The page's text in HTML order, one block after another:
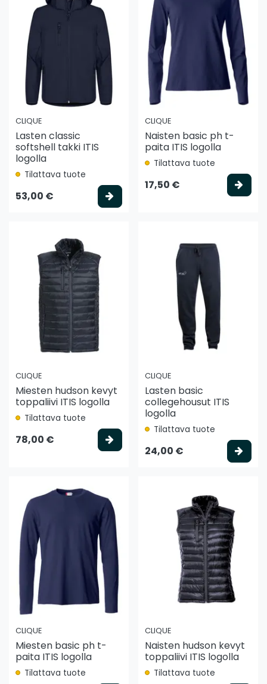
CLIQUE
Lasten classic
softshell takki ITIS
logolla
Tilattava tuote
53,00 €
CLIQUE
Naisten basic ph t-
paita ITIS logolla
Tilattava tuote
17,50 €
CLIQUE
Miesten hudson kevyt
toppaliivi ITIS logolla
Tilattava tuote
78,00 €
CLIQUE
Lasten basic
collegehousut ITIS
logolla
Tilattava tuote
24,00 €
CLIQUE
Miesten basic ph t-
paita ITIS logolla
Tilattava tuote
CLIQUE
Naisten hudson kevyt
toppaliivi ITIS logolla
Tilattava tuote